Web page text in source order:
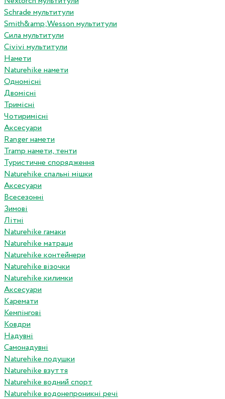
Schrade мультитули
Smith&amp;Wesson мультитули
Сила мультитули
Civivi мультитули
Намети
Naturehike намети
Одномісні
Двомісні
Тримісні
Чотиримісні
Аксесуари
Ranger намети
Tramp намети, тенти
Туристичне спорядження
Naturehike спальні мішки
Аксесуари
Всесезонні
Зимові
Літні
Naturehike гамаки
Naturehike матраци
Naturehike контейнери
Naturehike візочки
Naturehike килимки
Аксесуари
Каремати
Кемпінгові
Ковдри
Надувні
Самонадувні
Naturehike подушки
Naturehike взуття
Naturehike водний спорт
Naturehike водонепроникні речі